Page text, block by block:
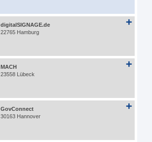
digitalSIGNAGE.de
22765 Hamburg
MACH
23558 Lübeck
GovConnect
30163 Hannover